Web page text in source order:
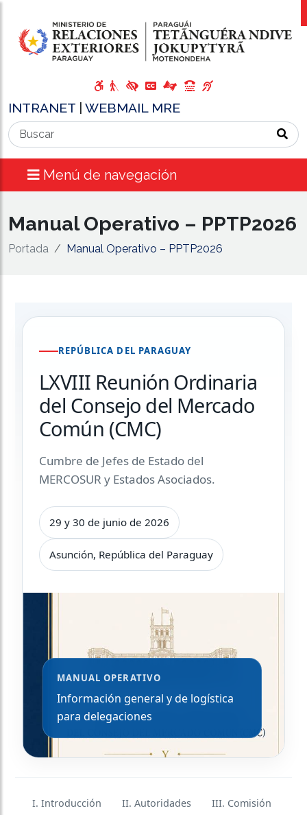
INTRANET WEBMAIL MRE
Menú de navegación
Manual Operativo – PPTP2026
Portada Manual Operativo – PPTP2026
REPÚBLICA DEL PARAGUAY
LXVIII Reunión Ordinaria
del Consejo del Mercado
Común (CMC)
Cumbre de Jefes de Estado del
MERCOSUR y Estados Asociados.
29 y 30 de junio de 2026
Asunción, República del Paraguay
MANUAL OPERATIVO
Información general y de logística
para delegaciones
I. Introducción II. Autoridades III. Comisión